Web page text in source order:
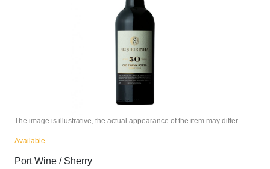
The image is illustrative, the actual appearance of the item may differ
Available
Port Wine / Sherry